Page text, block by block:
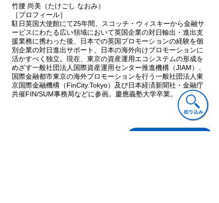
取締役会が尋ねるべき質問例
本章のキーポイント
第６章 取締役会による監視とAIの採用
取締役会による監視
AI活用と取締役会の生産性
AIリテラシーのある取締役会
取締役会のAI取締役
AIリーダーシップ
取締役会の類型とデジタルトランスフォメーション
竹腰 尚美（たけごし なおみ）
［プロフィール］
駐日英国大使館にて25年間、スコッチ・ウィスキーから金融サ
ービスにわたる広い領域において英国企業の対日輸出・進出支
援業務に携わった後、日本での英国プロモーションの経験を個
別企業の対日進出サポート、日本の海外向けプロモーションに
活かすべく独立。現在、東京の資産運用エコシステムの形成を
めざす一般社団法人国際資産運用センター推進機構（JIAM）、
国際金融都市東京の海外プロモーションを行う一般社団法人東
京国際金融機構（FinCity.Tokyo）及び日本経済新聞社・金融庁
共催FIN/SUM事務局などに参画。慶應義塾大学卒業。